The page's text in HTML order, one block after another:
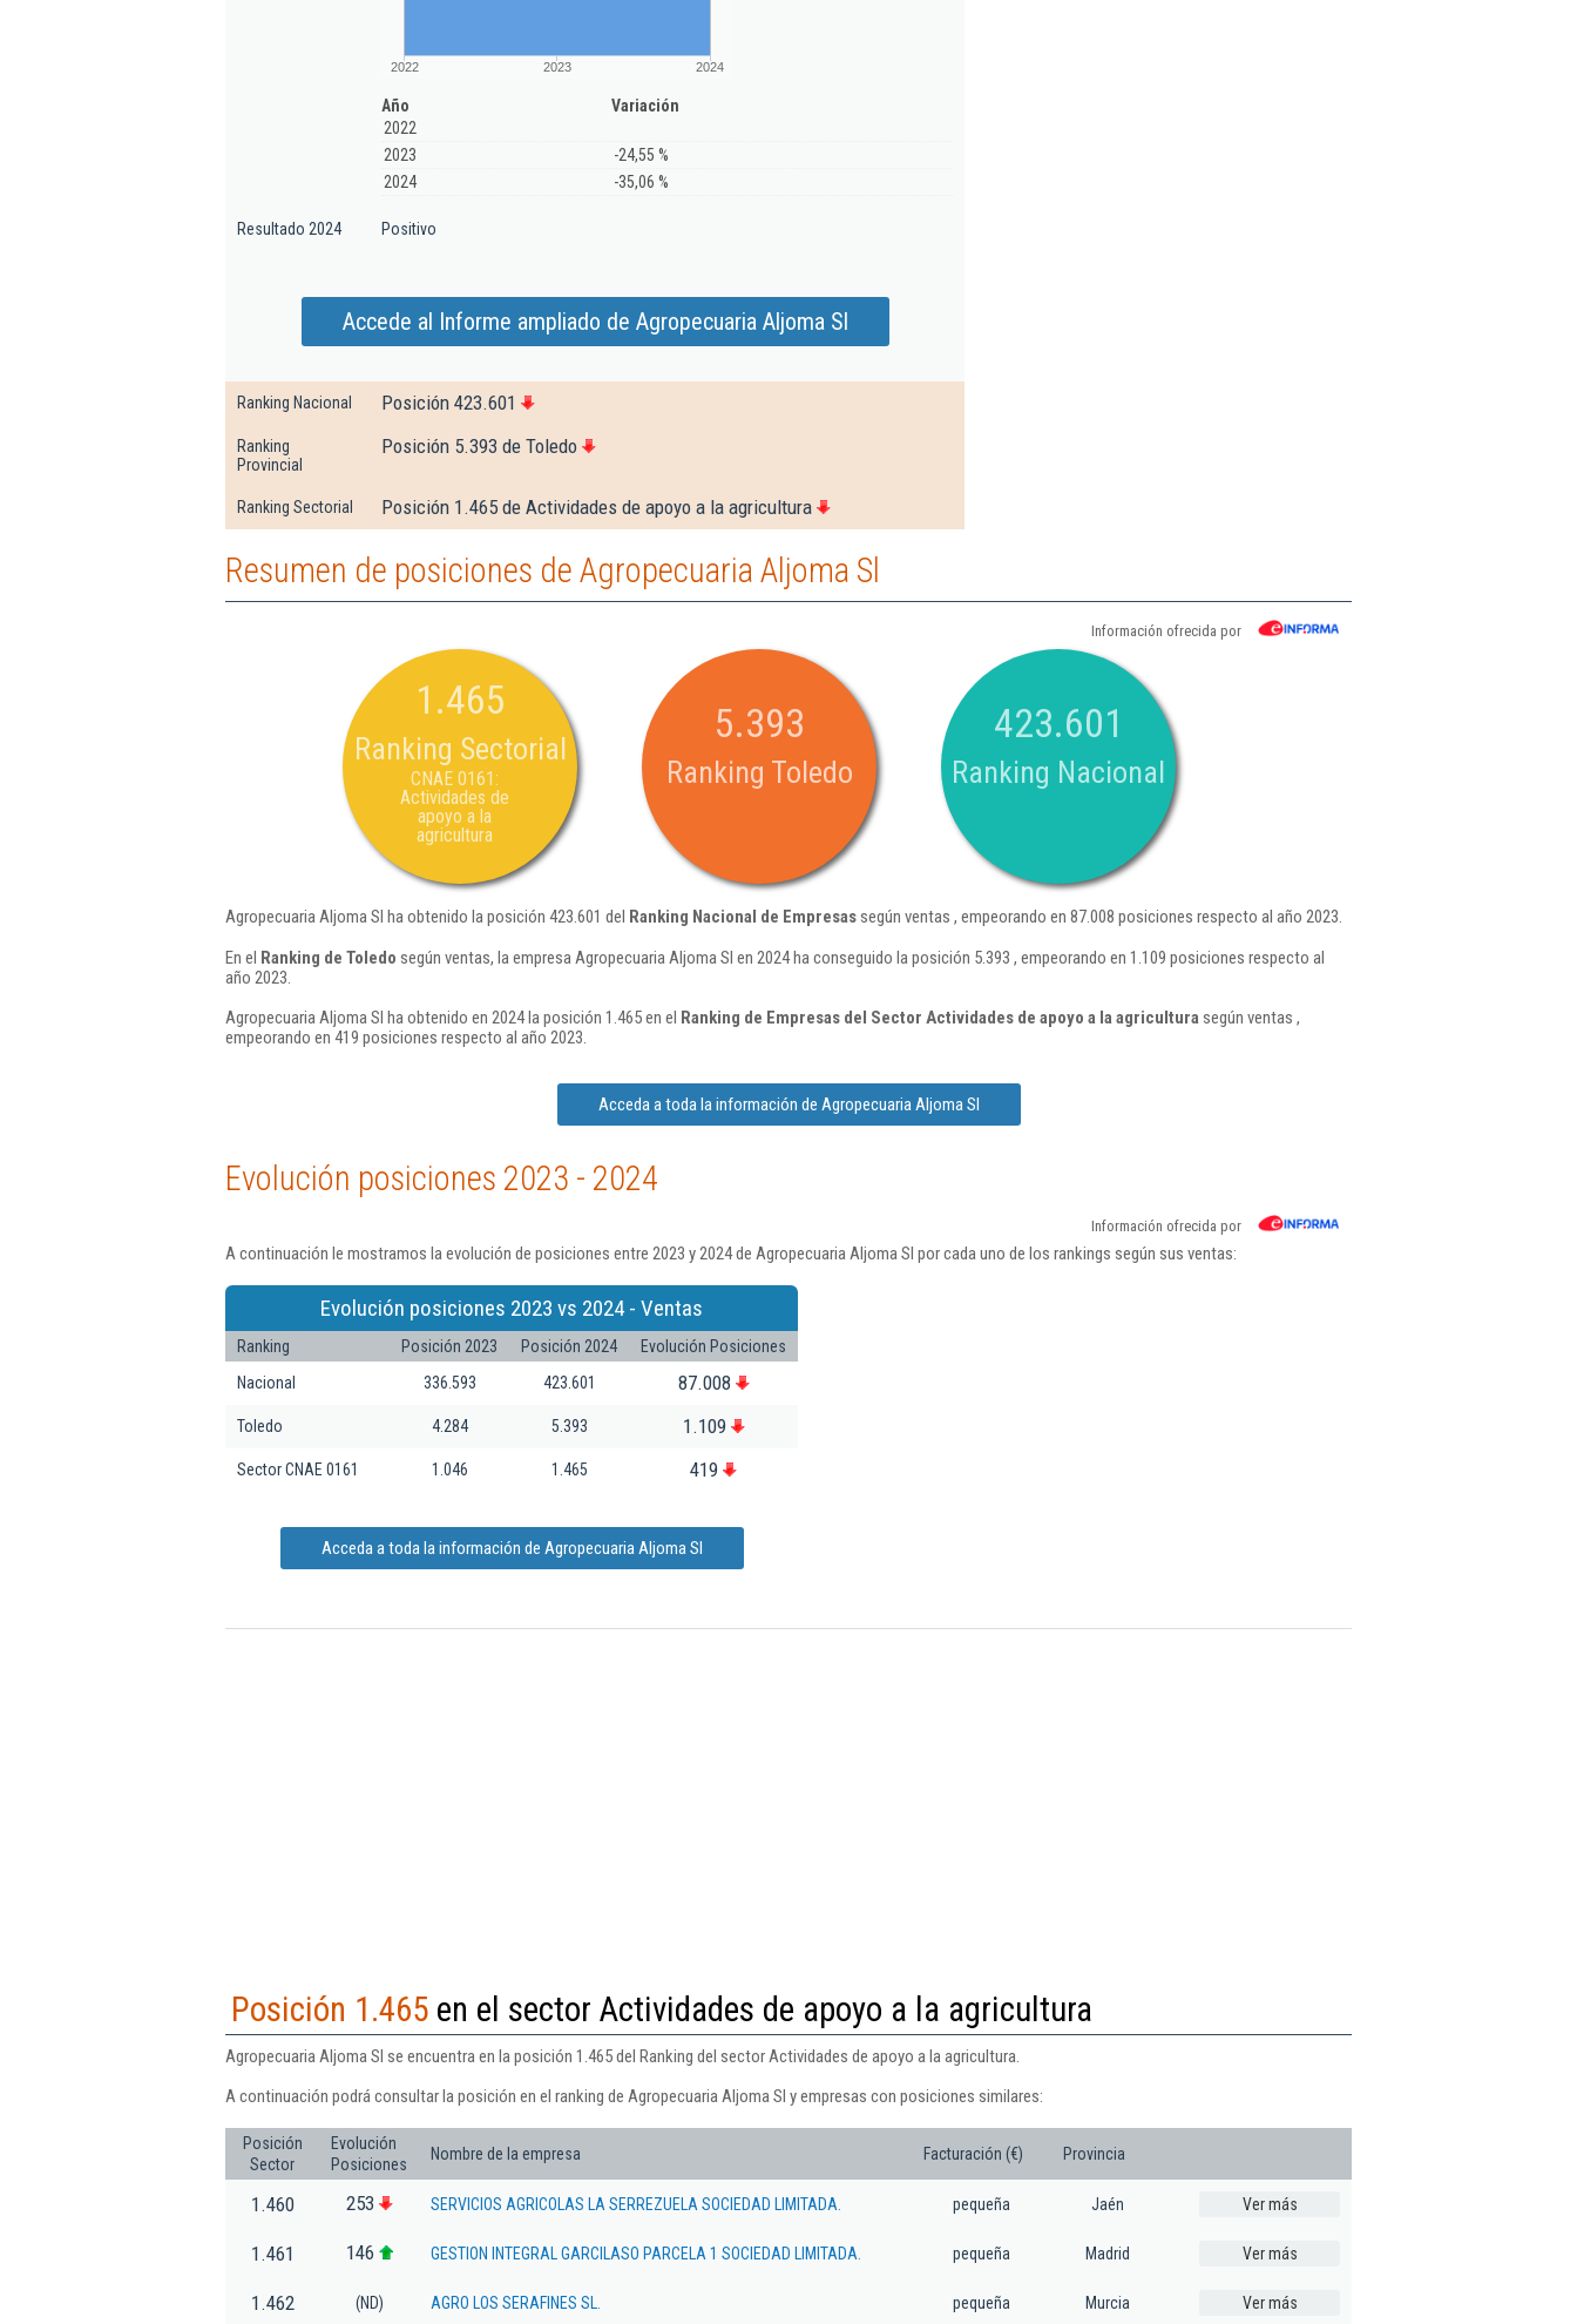
2022 2023 2024
Año
Variación
2022
2023
-24,55 %
2024
-35,06 %
Resultado 2024 Positivo
Accede al Informe ampliado de Agropecuaria Aljoma Sl
Ranking Nacional Posición 423.601
Ranking
Provincial
Posición 5.393 de Toledo
Ranking Sectorial Posición 1.465 de Actividades de apoyo a la agricultura
Resumen de posiciones de Agropecuaria Aljoma Sl
Información ofrecida por
1.465
Ranking Sectorial
CNAE 0161:
Actividades de
apoyo a la
agricultura
5.393
Ranking Toledo
423.601
Ranking Nacional
Agropecuaria Aljoma Sl ha obtenido la posición 423.601 del Ranking Nacional de Empresassegún ventas , empeorando en 87.008 posiciones respecto al año 2023.
En el Ranking de Toledo según ventas, la empresa Agropecuaria Aljoma Sl en 2024 ha conseguido la posición 5.393 , empeorando en 1.109 posiciones respecto al
año 2023.
Agropecuaria Aljoma Sl ha obtenido en 2024 la posición 1.465 en el Ranking de Empresas del Sector Actividades de apoyo a la agriculturasegún ventas ,
empeorando en 419 posiciones respecto al año 2023.
Acceda a toda la información de Agropecuaria Aljoma Sl
Evolución posiciones 2023 - 2024
Información ofrecida por
A continuación le mostramos la evolución de posiciones entre 2023 y 2024 de Agropecuaria Aljoma Sl por cada uno de los rankings según sus ventas:
Evolución posiciones 2023 vs 2024 - Ventas
Ranking Posición 2023 Posición 2024
Evolución Posiciones
Nacional
336.593 423.601 87.008
Toledo 4.284 5.393 1.109
Sector CNAE 0161 1.046 1.465 419
Acceda a toda la información de Agropecuaria Aljoma Sl
Posición 1.465 en el sector Actividades de apoyo a la agricultura
Agropecuaria Aljoma Sl se encuentra en la posición 1.465 del Ranking del sector Actividades de apoyo a la agricultura.
A continuación podrá consultar la posición en el ranking de Agropecuaria Aljoma Sl y empresas con posiciones similares:
Posición
Sector
Evolución
Posiciones
Nombre de la empresa Facturación (€) Provincia
1.460 253 SERVICIOS AGRICOLAS LA SERREZUELA SOCIEDAD LIMITADA. pequeña Jaén Ver más
1.461 146 GESTION INTEGRAL GARCILASO PARCELA 1 SOCIEDAD LIMITADA. pequeña Madrid Ver más
1.462 (ND) AGRO LOS SERAFINES SL. pequeña Murcia Ver más